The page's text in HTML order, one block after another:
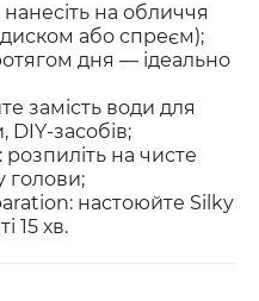
нанесіть на обличчя
або спреєм);
дня — ідеально
замість води для
засобів;
: розпиліть на чисте
голови;
настоюйте Silky
15 хв.